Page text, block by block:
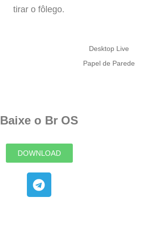
tirar o fôlego.
Desktop Live
Papel de Parede
Baixe o Br OS
DOWNLOAD